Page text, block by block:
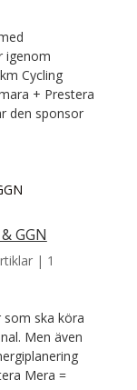
igenom
Cycling
+ Prestera
den sponsor
GGN
| 1
ska köra
Men även
Mera =